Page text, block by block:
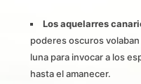
Los aquelarres
poderes oscuros
luna para invocar a los
hasta el amanecer.